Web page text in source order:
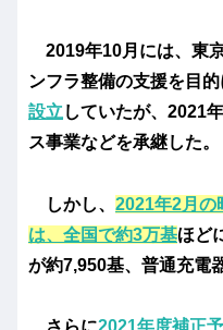
2019年10月には、東
ンフラ整備の支援を目的
設立 していたが、2021
ス事業などを承継した。
しかし、 2021年2月の
は、全国で約3万基ほど
が約7,950基、普通充電